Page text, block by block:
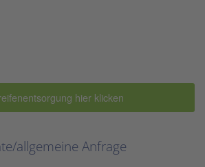
hier klicken
allgemeine Anfrage